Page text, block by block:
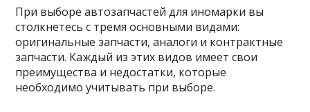
При выборе автозапчастей для иномарки вы
столкнетесь с тремя основными видами:
оригинальные запчасти, аналоги и контрактные
запчасти. Каждый из этих видов имеет свои
преимущества и недостатки, которые
необходимо учитывать при выборе.